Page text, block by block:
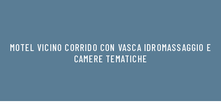
MOTEL VICINO CORRIDO CON VASCA IDROMASSAGGIO E
CAMERE TEMATICHE